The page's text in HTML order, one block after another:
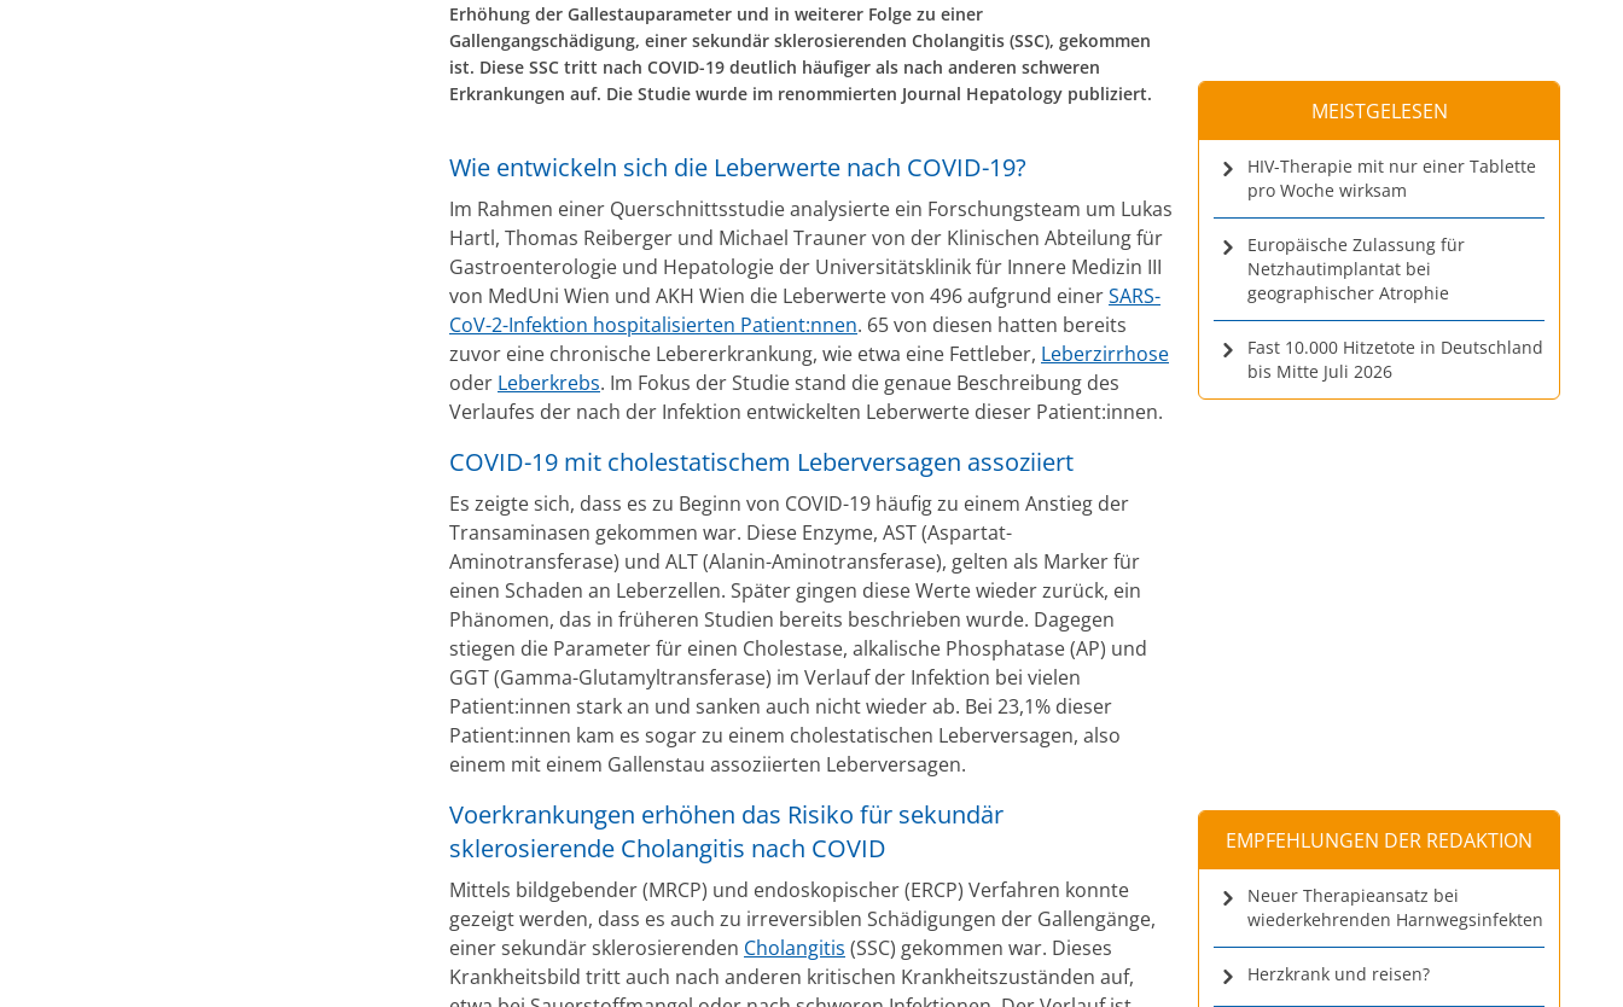
Erhöhung der Gallestauparameter und in weiterer Folge zu einer
Gallengangschädigung, einer sekundär sklerosierenden Cholangitis (SSC), gekommen
ist. Diese SSC tritt nach COVID-19 deutlich häufiger als nach anderen schweren
Erkrankungen auf. Die Studie wurde im renommierten Journal Hepatology publiziert.
Wie entwickeln sich die Leberwerte nach COVID-19?
Im Rahmen einer Querschnittsstudie analysierte ein Forschungsteam um Lukas
Hartl, Thomas Reiberger und Michael Trauner von der Klinischen Abteilung für
Gastroenterologie und Hepatologie der Universitätsklinik für Innere Medizin III
von MedUni Wien und AKH Wien die Leberwerte von 496 aufgrund einerSARS-
CoV-2-Infektion hospitalisierten Patient:nnen. 65 von diesen hatten bereits
zuvor eine chronische Lebererkrankung, wie etwa eine Fettleber, Leberzirrhose
oder Leberkrebs. Im Fokus der Studie stand die genaue Beschreibung des
Verlaufes der nach der Infektion entwickelten Leberwerte dieser Patient:innen.
COVID-19 mit cholestatischem Leberversagen assoziiert
Es zeigte sich, dass es zu Beginn von COVID-19 häufig zu einem Anstieg der
Transaminasen gekommen war. Diese Enzyme, AST (Aspartat-
Aminotransferase) und ALT (Alanin-Aminotransferase), gelten als Marker für
einen Schaden an Leberzellen. Später gingen diese Werte wieder zurück, ein
Phänomen, das in früheren Studien bereits beschrieben wurde. Dagegen
stiegen die Parameter für einen Cholestase, alkalische Phosphatase (AP) und
GGT (Gamma-Glutamyltransferase) im Verlauf der Infektion bei vielen
Patient:innen stark an und sanken auch nicht wieder ab. Bei 23,1% dieser
Patient:innen kam es sogar zu einem cholestatischen Leberversagen, also
einem mit einem Gallenstau assoziierten Leberversagen.
Voerkrankungen erhöhen das Risiko für sekundär
sklerosierende Cholangitis nach COVID
Mittels bildgebender (MRCP) und endoskopischer (ERCP) Verfahren konnte
gezeigt werden, dass es auch zu irreversiblen Schädigungen der Gallengänge,
einer sekundär sklerosierenden Cholangitis (SSC) gekommen war. Dieses
Krankheitsbild tritt auch nach anderen kritischen Krankheitszuständen auf,
MEISTGELESEN
HIV-Therapie mit nur einer Tablette
pro Woche wirksam
Europäische Zulassung für
Netzhautimplantat bei
geographischer Atrophie
Fast 10.000 Hitzetote in Deutschland
bis Mitte Juli 2026
EMPFEHLUNGEN DER REDAKTION
Neuer Therapieansatz bei
wiederkehrenden Harnwegsinfekten
Herzkrank und reisen?